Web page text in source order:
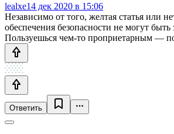
lealxe14 дек 2020 в 15:06
Независимо от того, желтая статья или
обеспечения безопасности не могут
Пользуешься чем-то проприетарным —
Ответить